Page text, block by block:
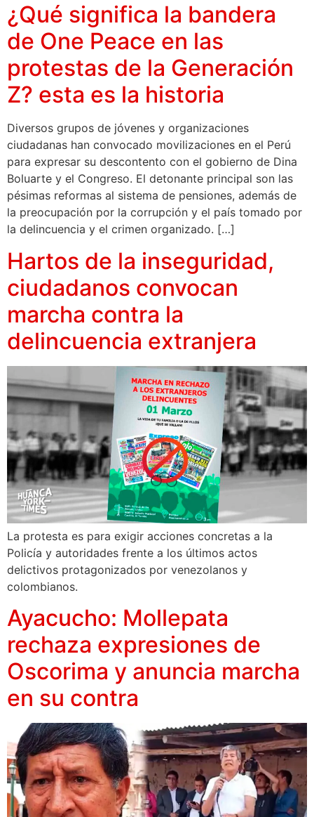
¿Qué significa la bandera
de One Peace en las
protestas de la Generación
Z? esta es la historia
Diversos grupos de jóvenes y organizaciones
ciudadanas han convocado movilizaciones en el Perú
para expresar su descontento con el gobierno de Dina
Boluarte y el Congreso. El detonante principal son las
pésimas reformas al sistema de pensiones, además de
la preocupación por la corrupción y el país tomado por
la delincuencia y el crimen organizado. […]
Hartos de la inseguridad,
ciudadanos convocan
marcha contra la
delincuencia extranjera
La protesta es para exigir acciones concretas a la
Policía y autoridades frente a los últimos actos
delictivos protagonizados por venezolanos y
colombianos.
Ayacucho: Mollepata
rechaza expresiones de
Oscorima y anuncia marcha
en su contra